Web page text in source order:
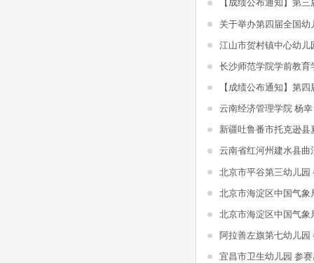
江山市贺村镇中心幼儿
长沙师范学院学前教育
云南经济管理学院 杨
北京市平谷第三幼儿园
北京市海淀区中国气象
北京市海淀区中国气象
阿拉善左旗第七幼儿园
宜昌市卫生幼儿园 参